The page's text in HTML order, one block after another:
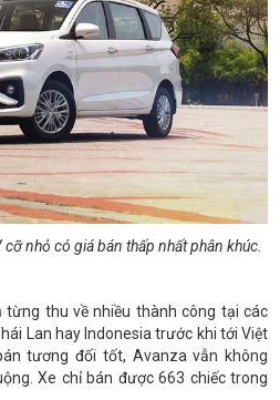
nhỏ có giá bán thấp nhất phân khúc.
từng thu về nhiều thành công tại các
Lan hay Indonesia trước khi tới Việt
tương đối tốt, Avanza vẫn không
Xe chỉ bán được 663 chiếc trong